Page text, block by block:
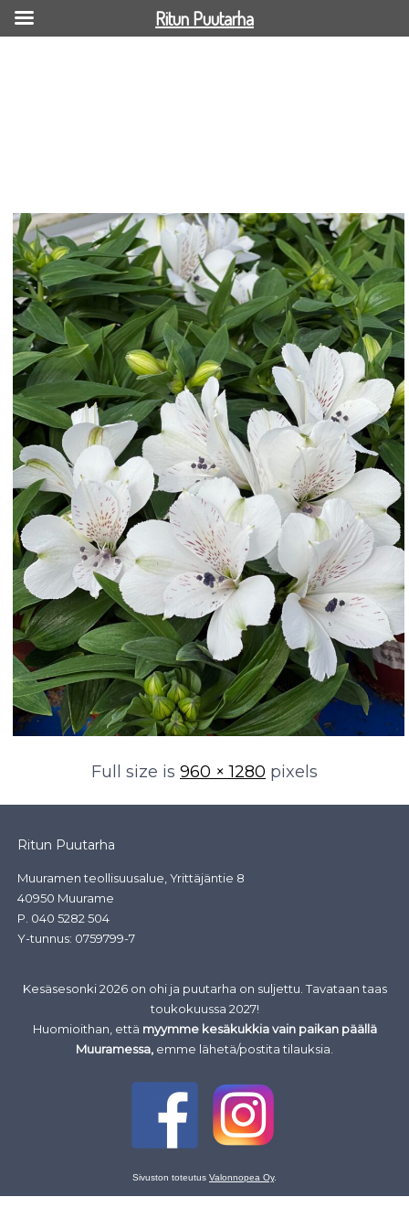
Full size is 960 × 1280 pixels
Ritun Puutarha
Muuramen teollisuusalue, Yrittäjäntie 8
40950 Muurame
P. 040 5282 504
Y-tunnus: 0759799-7
Kesäsesonki 2026 on ohi ja puutarha on suljettu. Tavataan taas
toukokuussa 2027!
Huomioithan, että myymme kesäkukkia vain paikan päällä
Muuramessa, emme lähetä/postita tilauksia.
Sivuston toteutus Valonnopea Oy.
Ritun Puutarha